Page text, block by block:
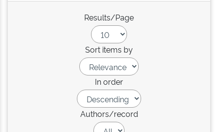
Results/Page
Sort items by
In order
Authors/record